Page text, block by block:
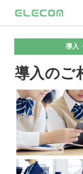
導入
導入のご